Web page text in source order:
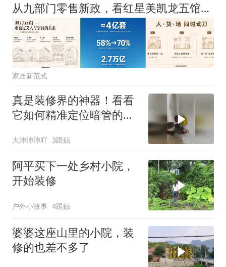
从九部门零售新政，看红星美凯龙五馆齐开背后的零售创新实践
家居新范式
真是装修界的神器！看看
它如何精准定位暗管的准
大沛沛沛吖 3跟贴
阿平买下一处乡村小院，
开始装修
户外小故事 4跟贴
婆婆这座山里的小院，装
修的也差不多了